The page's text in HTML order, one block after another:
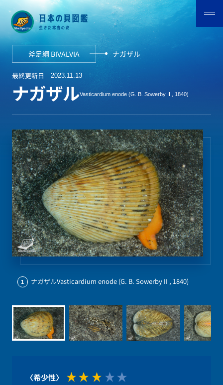
斧足綱 BIVALVIA ナガザル
最終更新日 2023.11.13
ナガザルVasticardium enode (G. B. Sowerby II , 1840)
〈希少性〉
1 ナガザルVasticardium enode (G. B. Sowerby II , 1840)